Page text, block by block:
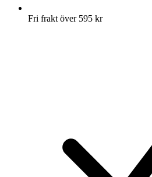
Fri frakt över 595 kr